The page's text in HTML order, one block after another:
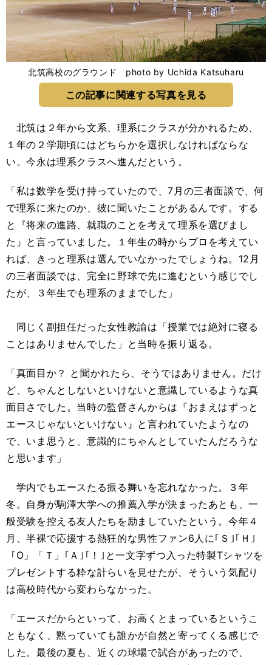
北筑高校のグラウンド photo by Uchida Katsuharu
この記事に関連する写真を見る
北筑は２年から文系、理系にクラスが分かれるため、
１年の２学期頃にはどちらかを選択しなければならな
い。今永は理系クラスへ進んだという。
「私は数学を受け持っていたので、7月の三者面談で、何
で理系に来たのか、彼に聞いたことがあるんです。する
と『将来の進路、就職のことを考えて理系を選びまし
た』と言っていました。１年生の時からプロを考えてい
れば、きっと理系は選んでいなかったでしょうね。12月
の三者面談では、完全に野球で先に進むという感じでし
たが、３年生でも理系のままでした」
同じく副担任だった女性教諭は「授業では絶対に寝る
ことはありませんでした」と当時を振り返る。
「真面目か？ と聞かれたら、そうではありません。だけ
ど、ちゃんとしないといけないと意識しているような真
面目さでした。当時の監督さんからは『おまえはずっと
エースじゃないといけない』と言われていたようなの
で、いま思うと、意識的にちゃんとしていたんだろうな
と思います」
学内でもエースたる振る舞いを忘れなかった。３年
冬。自身が駒澤大学への推薦入学が決まったあとも、一
般受験を控える友人たちを励ましていたという。今年４
月、半裸で応援する熱狂的な男性ファン6人に｢Ｓ｣｢Ｈ｣
「O」「Ｔ」｢Ａ｣｢！｣と一文字ずつ入った特製Tシャツを
プレゼントする粋な計らいを見せたが、そういう気配り
は高校時代から変わらなかった。
「エースだからといって、お高くとまっているというこ
ともなく、黙っていても誰かが自然と寄ってくる感じで
した。最後の夏も、近くの球場で試合があったので、